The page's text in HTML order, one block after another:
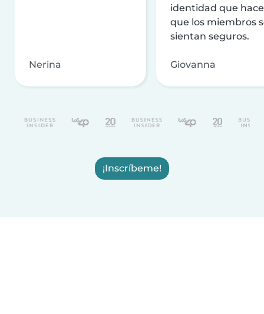
Nerina
identidad que
que los miembros
sientan seguros.
Giovanna
¡Inscríbeme!